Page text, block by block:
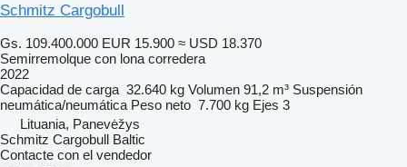
Schmitz Cargobull
Gs. 109.400.000 EUR 15.900 ≈ USD 18.370
Semirremolque con lona corredera
2022
Capacidad de carga 32.640 kg Volumen 91,2 m³ Suspensión
neumática/neumática Peso neto 7.700 kg Ejes 3
Lituania, Panevėžys
Schmitz Cargobull Baltic
Contacte con el vendedor